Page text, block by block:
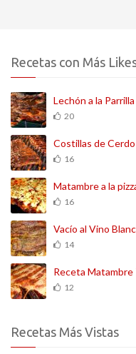
Recetas con Más
Lechón a la
20
Costillas de
16
Matambre a la
16
Vacío al Vino
14
Receta Matambre
12
Recetas Más Vistas